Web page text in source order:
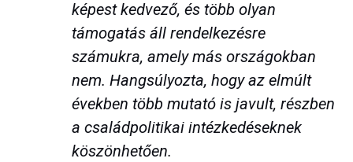
képest kedvező, és több olyan
támogatás áll rendelkezésre
számukra, amely más országokban
nem. Hangsúlyozta, hogy az elmúlt
években több mutató is javult, részben
a családpolitikai intézkedéseknek
köszönhetően.